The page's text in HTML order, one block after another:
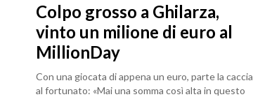
Colpo grosso a Ghilarza,
vinto un milione di euro al
MillionDay
Con una giocata di appena un euro, parte la caccia
al fortunato: «Mai una somma così alta in questo